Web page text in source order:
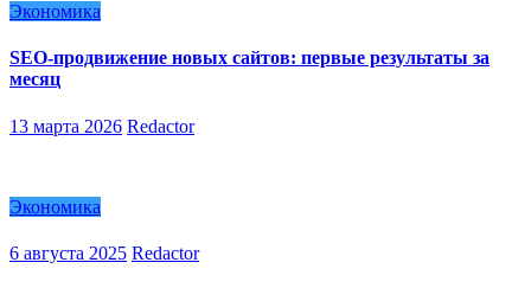
Экономика
SEO-продвижение новых сайтов: первые результаты за
месяц
13 марта 2026 Redactor
Экономика
6 августа 2025 Redactor